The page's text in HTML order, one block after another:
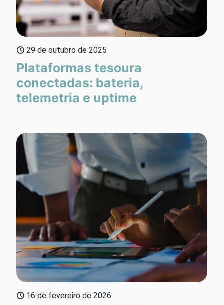
29 de outubro de 2025
Plataformas tesoura
conectadas: bateria,
telemetria e uptime
16 de fevereiro de 2026